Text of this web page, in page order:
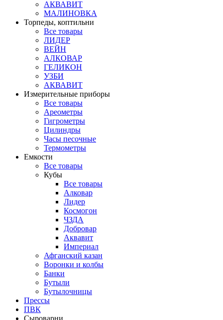
АКВАВИТ
МАЛИНОВКА
Торпеды, коптильни
Все товары
ЛИДЕР
ВЕЙН
АЛКОВАР
ГЕЛИКОН
УЗБИ
АКВАВИТ
Измерительные приборы
Все товары
Ареометры
Гигрометры
Цилиндры
Часы песочные
Термометры
Емкости
Все товары
Кубы
Все товары
Алковар
Лидер
Космогон
ЧЗДА
Добровар
Аквавит
Империал
Афганский казан
Воронки и колбы
Банки
Бутыли
Бутылочницы
Прессы
ПВК